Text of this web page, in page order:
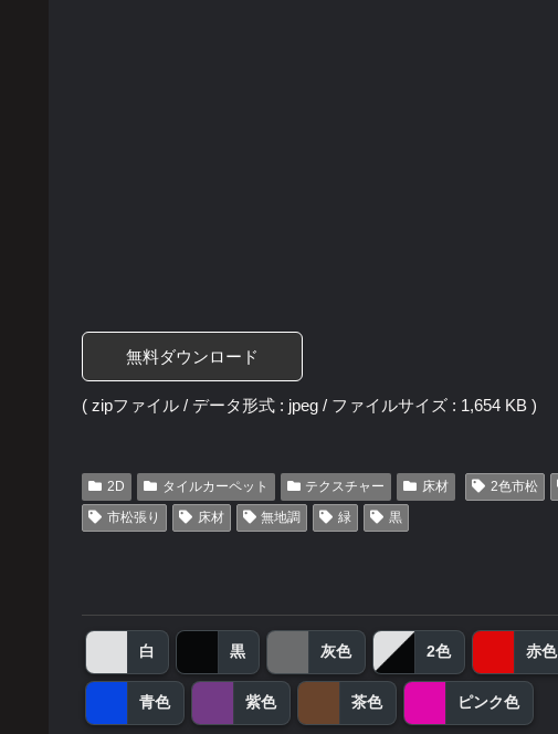
無料ダウンロード
( zipファイル / データ形式 : jpeg / ファイルサイズ : 1,654 KB )
2D タイルカーペット テクスチャー 床材 2色市松
市松張り
床材 無地調 緑 黒
白 黒 灰色 2色 赤色
青色 紫色 茶色 ピンク色